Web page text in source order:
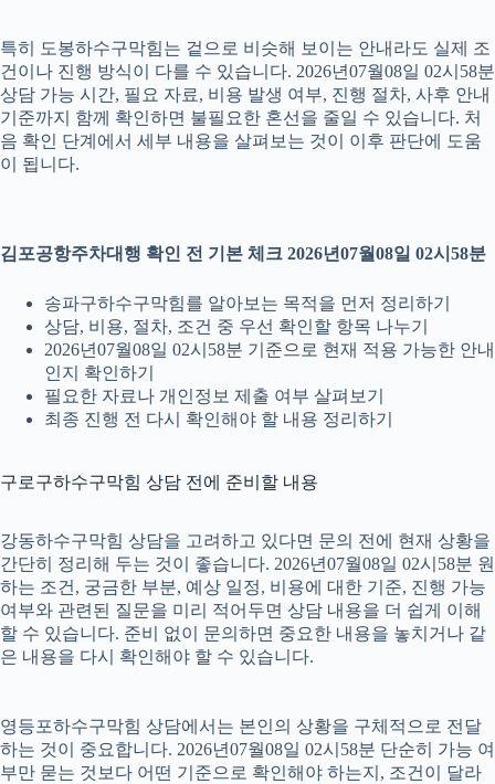
특히 도봉하수구막힘는 겉으로 비슷해 보이는 안내라도 실제 조
건이나 진행 방식이 다를 수 있습니다. 2026년07월08일 02시58분
상담 가능 시간, 필요 자료, 비용 발생 여부, 진행 절차, 사후 안내
기준까지 함께 확인하면 불필요한 혼선을 줄일 수 있습니다. 처
음 확인 단계에서 세부 내용을 살펴보는 것이 이후 판단에 도움
이 됩니다.
김포공항주차대행 확인 전 기본 체크 2026년07월08일 02시58분
송파구하수구막힘를 알아보는 목적을 먼저 정리하기
상담, 비용, 절차, 조건 중 우선 확인할 항목 나누기
2026년07월08일 02시58분 기준으로 현재 적용 가능한 안내
인지 확인하기
필요한 자료나 개인정보 제출 여부 살펴보기
최종 진행 전 다시 확인해야 할 내용 정리하기
구로구하수구막힘 상담 전에 준비할 내용
강동하수구막힘 상담을 고려하고 있다면 문의 전에 현재 상황을
간단히 정리해 두는 것이 좋습니다. 2026년07월08일 02시58분 원
하는 조건, 궁금한 부분, 예상 일정, 비용에 대한 기준, 진행 가능
여부와 관련된 질문을 미리 적어두면 상담 내용을 더 쉽게 이해
할 수 있습니다. 준비 없이 문의하면 중요한 내용을 놓치거나 같
은 내용을 다시 확인해야 할 수 있습니다.
영등포하수구막힘 상담에서는 본인의 상황을 구체적으로 전달
하는 것이 중요합니다. 2026년07월08일 02시58분 단순히 가능 여
부만 묻는 것보다 어떤 기준으로 확인해야 하는지, 조건이 달라